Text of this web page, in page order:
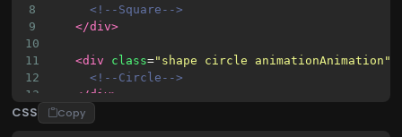
8
<!--Square-->
9
</div>
10
11
<div class="shape circle animationAnimation"
12
<!--Circle-->
13
</div>
14
<div
CSS Copy